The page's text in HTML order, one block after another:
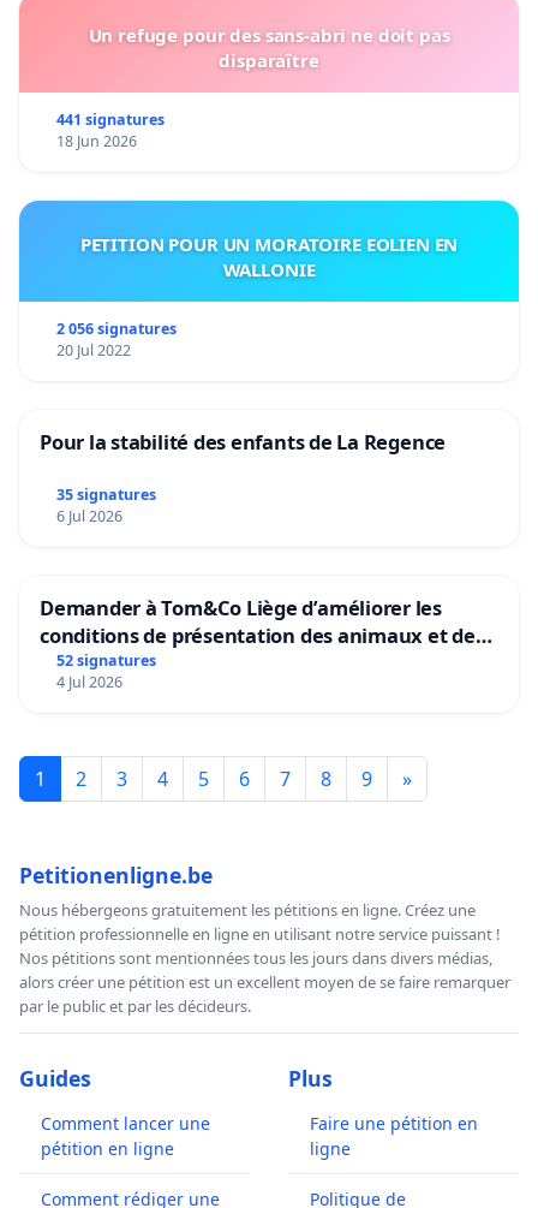
Un refuge pour des sans-abri ne doit pas
disparaître
441 signatures
18 Jun 2026
PETITION POUR UN MORATOIRE EOLIEN EN
WALLONIE
2 056 signatures
20 Jul 2022
Pour la stabilité des enfants de La Regence
35 signatures
6 Jul 2026
Demander à Tom&Co Liège d’améliorer les
conditions de présentation des animaux et de
mettre fin à la vente d’animaux en magasin
52 signatures
4 Jul 2026
1 2 3 4 5 6 7 8 9 »
Petitionenligne.be
Nous hébergeons gratuitement les pétitions en ligne. Créez une
pétition professionnelle en ligne en utilisant notre service puissant !
Nos pétitions sont mentionnées tous les jours dans divers médias,
alors créer une pétition est un excellent moyen de se faire remarquer
par le public et par les décideurs.
Guides
Comment lancer une
pétition en ligne
Comment rédiger une
Plus
Faire une pétition en
ligne
Politique de